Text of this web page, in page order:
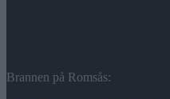
Brannen på Romsås: